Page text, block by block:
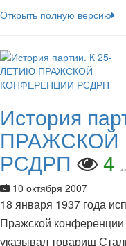
Открыть полную версию
История
ПРАЖСКОЙ
РСДРП 4
10 октября 2007
18 января 1937 года
Пражской
указывал товарищ